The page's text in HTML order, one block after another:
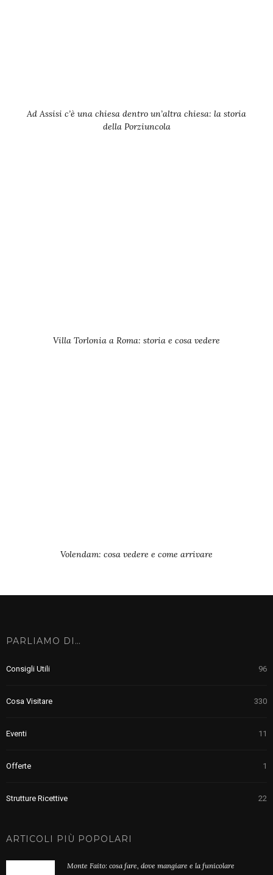
Ad Assisi c’è una chiesa dentro un’altra chiesa: la storia
della Porziuncola
Villa Torlonia a Roma: storia e cosa vedere
Volendam: cosa vedere e come arrivare
PARLIAMO DI…
Consigli Utili 96
Cosa Visitare 330
Eventi 11
Offerte 1
Strutture Ricettive 22
ARTICOLI PIÙ POPOLARI
Monte Faito: cosa fare, dove mangiare e la funicolare